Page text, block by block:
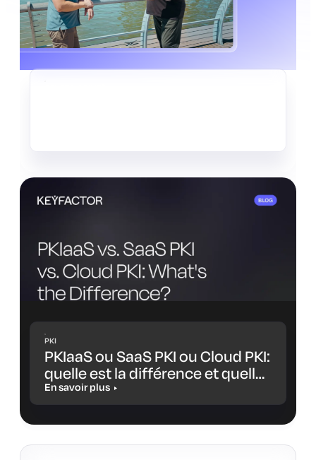
PKI
PKIaaS ou SaaS PKI ou Cloud PKI:
quelle est la différence et quelle
solution vous convient le mieux
?
En savoir plus